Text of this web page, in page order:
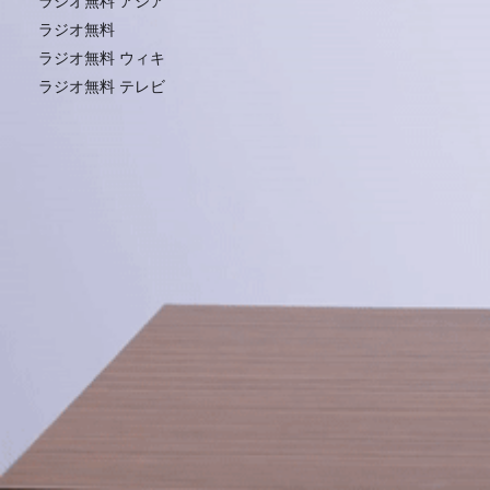
ラジオ無料
ラジオ無料 ウィキ
ラジオ無料 テレビ